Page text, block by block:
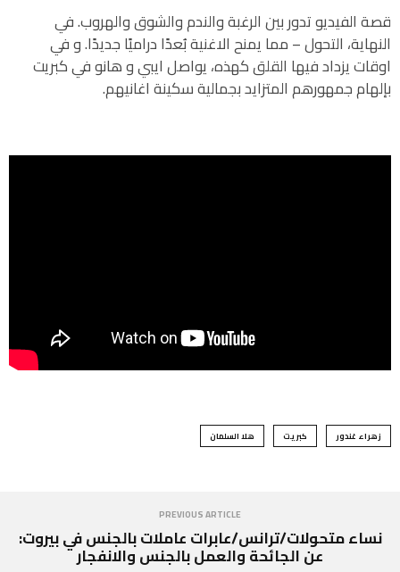
قصة الفيديو تدور بين الرغبة والندم والشوق والهروب. في
النهاية، التحول – مما يمنح الاغنية بُعدًا دراميًا جديدًا. و في
اوقات يزداد فيها القلق كهذه، يواصل ايبي و هانو في كبريت
بإلهام جمهورهم المتزايد بجمالية سكينة اغانيهم.
زهراء غندور كبريت هلا السلمان
PREVIOUS ARTICLE
نساء متحولات/ترانس/عابرات عاملات بالجنس في بيروت:
عن الجائحة والعمل بالجنس والانفجار